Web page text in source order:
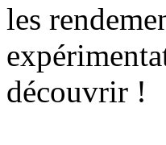
les
découvrir !